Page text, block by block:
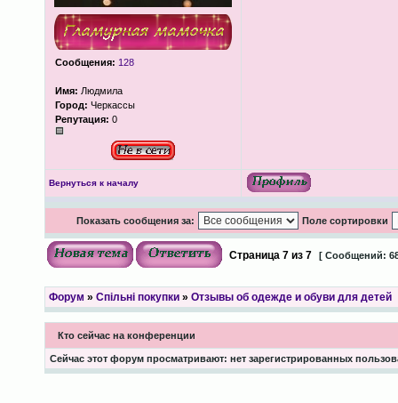
Сообщения: 128
Имя: Людмила
Город: Черкассы
Репутация: 0
Вернуться к началу
Показать сообщения за: Поле сортировки
Страница 7из 7 [ Сообщений:
Форум » Спільні покупки» Отзывы об одежде и обуви для детей
Кто сейчас на конференции
Сейчас этот форум просматривают: нет зарегистрированных